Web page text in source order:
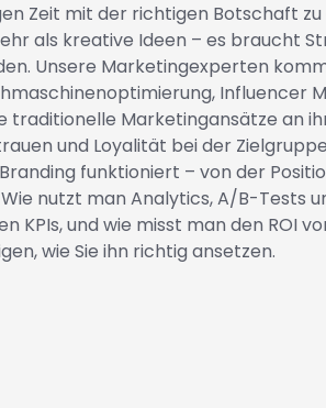
Zeit mit der richtigen Botschaft
als kreative Ideen – es braucht
Unsere Marketingexperten
Influencer
Marketingansätze an
und Loyalität bei der
funktioniert – von der
nutzt man Analytics, A/B-Tests
und wie misst man den ROI
wie Sie ihn richtig ansetzen.